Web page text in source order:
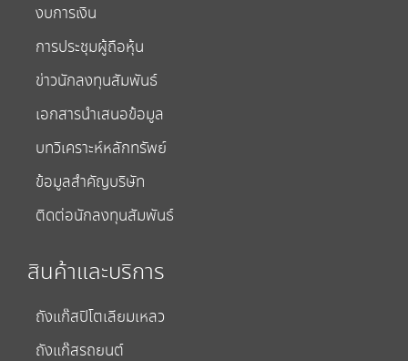
งบการเงิน
การประชุมผู้ถือหุ้น
ข่าวนักลงทุนสัมพันธ์
เอกสารนำเสนอข้อมูล
บทวิเคราะห์หลักทรัพย์
ข้อมูลสำคัญบริษัท
ติดต่อนักลงทุนสัมพันธ์
สินค้าและบริการ
ถังแก๊สปิโตเลียมเหลว
ถังแก๊สรถยนต์